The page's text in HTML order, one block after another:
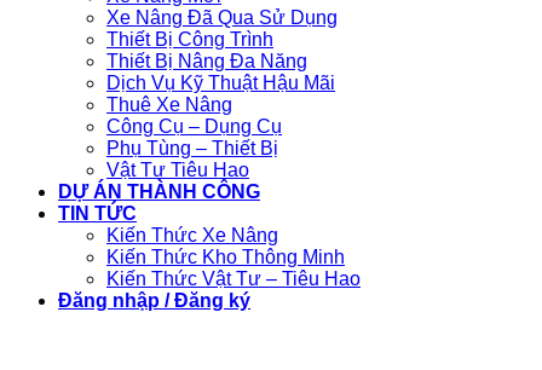
Xe Nâng Đã Qua Sử Dụng
Thiết Bị Công Trình
Thiết Bị Nâng Đa Năng
Dịch Vụ Kỹ Thuật Hậu Mãi
Thuê Xe Nâng
Công Cụ – Dụng Cụ
Phụ Tùng – Thiết Bị
Vật Tư Tiêu Hao
DỰ ÁN THÀNH CÔNG
TIN TỨC
Kiến Thức Xe Nâng
Kiến Thức Kho Thông Minh
Kiến Thức Vật Tư – Tiêu Hao
Đăng nhập / Đăng ký